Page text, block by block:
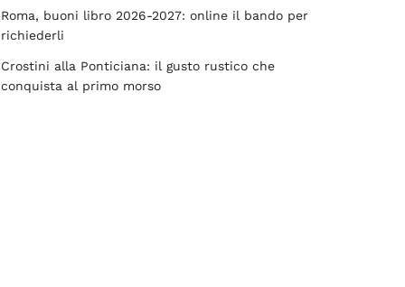
Roma, buoni libro 2026-2027: online il bando per
richiederli
Crostini alla Ponticiana: il gusto rustico che
conquista al primo morso